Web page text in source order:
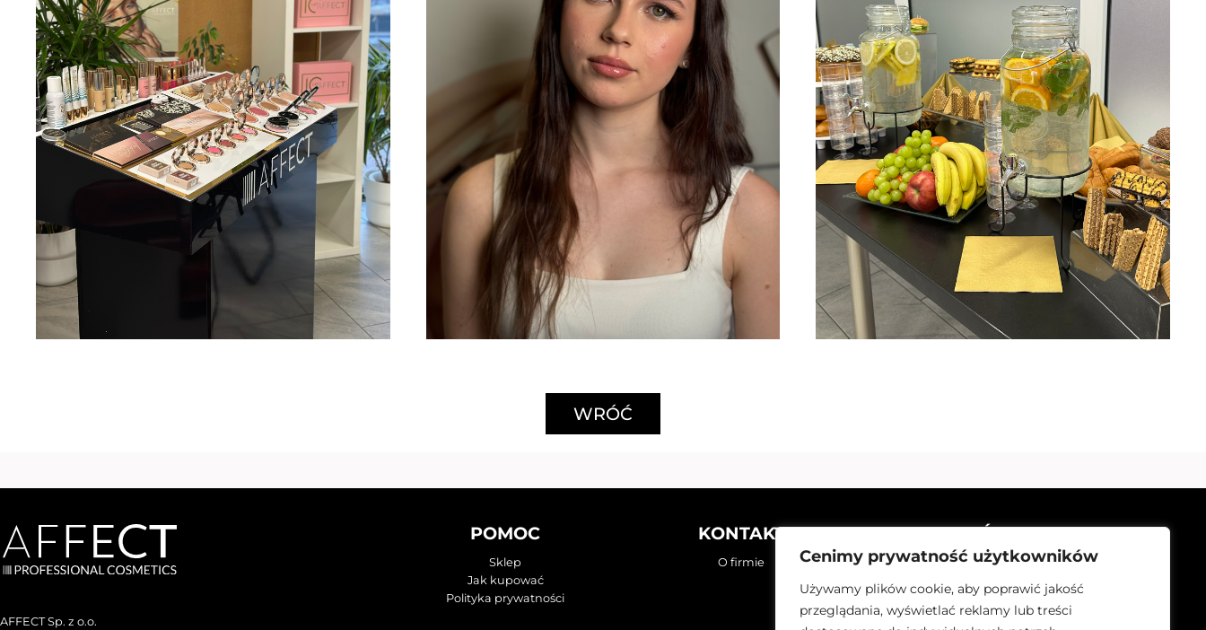
Cenimy prywatność użytkowników
Używamy plików cookie, aby poprawić jakość
przeglądania, wyświetlać reklamy lub treści
WRÓĆ
AFFECT Sp. z o.o.
POMOC
Sklep
Jak kupować
Polityka prywatności
KONTAKT
O firmie
ZNAJDŹ NAS NA: